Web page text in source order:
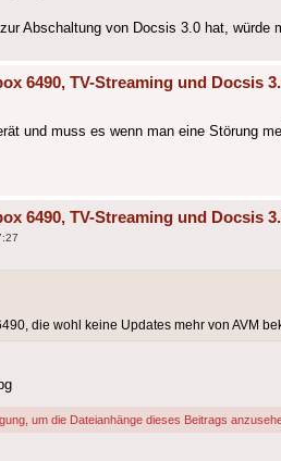
Abschaltung von Docsis 3.0 hat, würde
6490, TV-Streaming und Docsis
und muss es wenn man eine Störung
6490, TV-Streaming und Docsis
die wohl keine Updates mehr von AVM
um die Dateianhänge dieses Beitrags